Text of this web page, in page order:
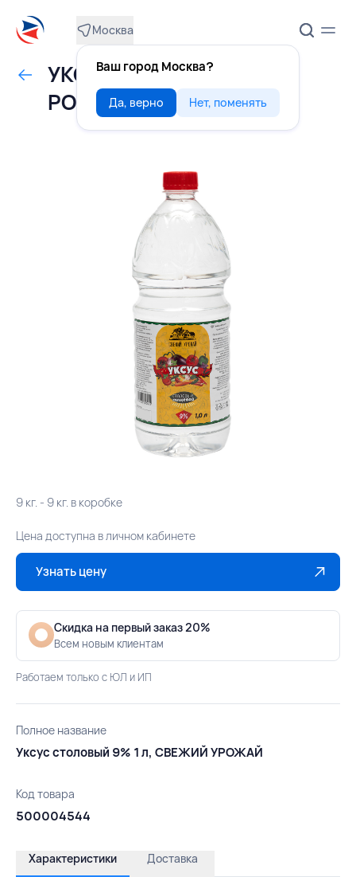
Москва
Ваш город Москва?
Да, верно Нет, поменять
УКСУС столовый 9% 1 л,
РОССИЯ
9 кг. - 9 кг. в коробке
Цена доступна в личном кабинете
Узнать цену
Скидка на первый заказ 20%
Всем новым клиентам
Работаем только с ЮЛ и ИП
Полное название
Уксус столовый 9% 1 л, СВЕЖИЙ УРОЖАЙ
Код товара
500004544
Характеристики Доставка